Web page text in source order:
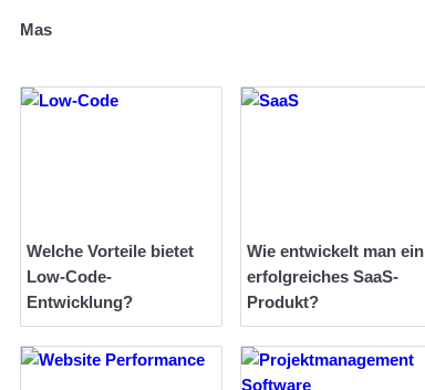
Mas
Welche Vorteile bietet
Low-Code-
Entwicklung?
Wie entwickelt man ein
erfolgreiches SaaS-
Produkt?